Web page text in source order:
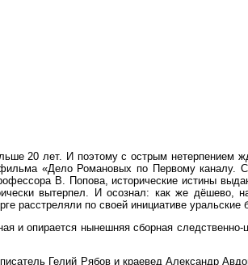
20 лет. И поэтому с острым нетерпением
«Дело Романовых по Первому каналу.
В. Попова, исторические истины
вытерпел. И осознал: как же
расстреляли по своей инициативе
и опирается нынешняя сборная
Гелий Рябов и краевед Александр